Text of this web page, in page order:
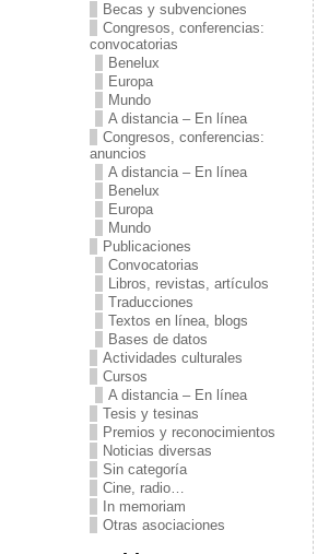
Becas y subvenciones
Congresos, conferencias:
convocatorias
Benelux
Europa
Mundo
A distancia – En línea
Congresos, conferencias:
anuncios
A distancia – En línea
Benelux
Europa
Mundo
Publicaciones
Convocatorias
Libros, revistas, artículos
Traducciones
Textos en línea, blogs
Bases de datos
Actividades culturales
Cursos
A distancia – En línea
Tesis y tesinas
Premios y reconocimientos
Noticias diversas
Sin categoría
Cine, radio…
In memoriam
Otras asociaciones